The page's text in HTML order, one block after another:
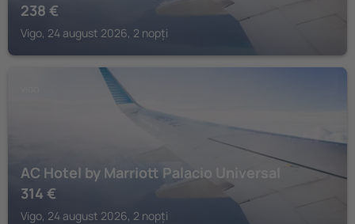
238 €
Vigo, 24 august 2026, 2 nopți
AC Hotel by Marriott Palacio Universal
314 €
Vigo, 24 august 2026, 2 nopți